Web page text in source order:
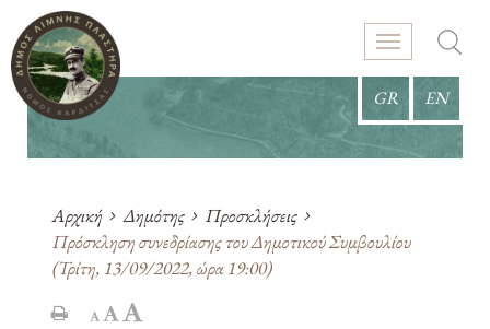
GR EN
Αρχική Δημότης
Προσκλήσεις
Πρόσκληση συνεδρίασης του Δημοτικού Συμβουλίου
(Τρίτη, 13/09/2022, ώρα 19:00)